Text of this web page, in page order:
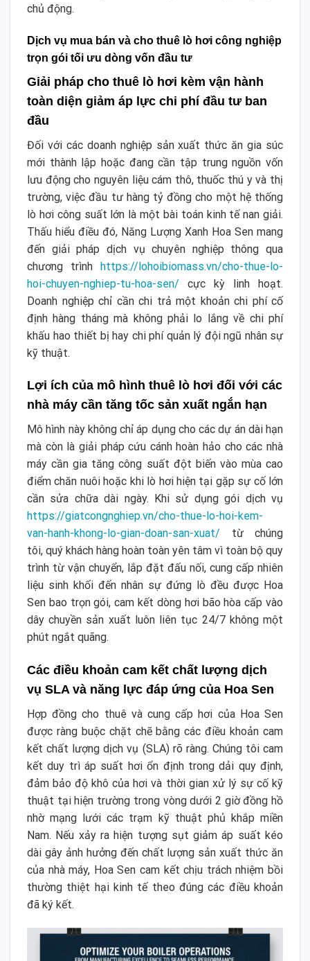
chủ động.
Dịch vụ mua bán và cho thuê lò hơi công nghiệp
trọn gói tối ưu dòng vốn đầu tư
Giải pháp cho thuê lò hơi kèm vận hành
toàn diện giảm áp lực chi phí đầu tư ban
đầu
Đối với các doanh nghiệp sản xuất thức ăn gia súc
mới thành lập hoặc đang cần tập trung nguồn vốn
lưu động cho nguyên liệu cám thô, thuốc thú y và thị
trường, việc đầu tư hàng tỷ đồng cho một hệ thống
lò hơi công suất lớn là một bài toán kinh tế nan giải.
Thấu hiểu điều đó, Năng Lượng Xanh Hoa Sen mang
đến giải pháp dịch vụ chuyên nghiệp thông qua
chương trình https://lohoibiomass.vn/cho-thue-lo-
hoi-chuyen-nghiep-tu-hoa-sen/ cực kỳ linh hoạt.
Doanh nghiệp chỉ cần chi trả một khoản chi phí cố
định hàng tháng mà không phải lo lắng về chi phí
khấu hao thiết bị hay chi phí quản lý đội ngũ nhân sự
kỹ thuật.
Lợi ích của mô hình thuê lò hơi đối với các
nhà máy cần tăng tốc sản xuất ngắn hạn
Mô hình này không chỉ áp dụng cho các dự án dài hạn
mà còn là giải pháp cứu cánh hoàn hảo cho các nhà
máy cần gia tăng công suất đột biến vào mùa cao
điểm chăn nuôi hoặc khi lò hơi hiện tại gặp sự cố lớn
cần sửa chữa dài ngày. Khi sử dụng gói dịch vụ
https://giatcongnghiep.vn/cho-thue-lo-hoi-kem-
van-hanh-khong-lo-gian-doan-san-xuat/ từ chúng
tôi, quý khách hàng hoàn toàn yên tâm vì toàn bộ quy
trình từ vận chuyển, lắp đặt đấu nối, cung cấp nhiên
liệu sinh khối đến nhân sự đứng lò đều được Hoa
Sen bao trọn gói, cam kết dòng hơi bão hòa cấp vào
dây chuyền sản xuất luôn liên tục 24/7 không một
phút ngắt quãng.
Các điều khoản cam kết chất lượng dịch
vụ SLA và năng lực đáp ứng của Hoa Sen
Hợp đồng cho thuê và cung cấp hơi của Hoa Sen
được ràng buộc chặt chẽ bằng các điều khoản cam
kết chất lượng dịch vụ (SLA) rõ ràng. Chúng tôi cam
kết duy trì áp suất hơi ổn định trong dải quy định,
đảm bảo độ khô của hơi và thời gian xử lý sự cố kỹ
thuật tại hiện trường trong vòng dưới 2 giờ đồng hồ
nhờ mạng lưới các trạm kỹ thuật phủ khắp miền
Nam. Nếu xảy ra hiện tượng sụt giảm áp suất kéo
dài gây ảnh hưởng đến chất lượng sản xuất thức ăn
của nhà máy, Hoa Sen cam kết chịu trách nhiệm bồi
thường thiệt hại kinh tế theo đúng các điều khoản
đã ký kết.